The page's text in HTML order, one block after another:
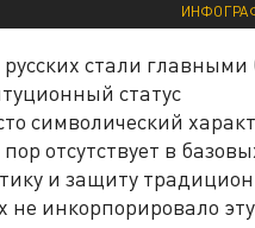
стали
статус
символический
отсутствует в
и защиту
не инкорпорировало эту